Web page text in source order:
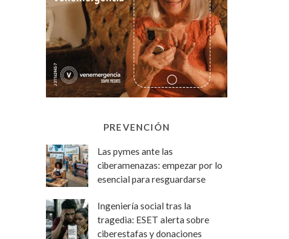
PREVENCIÓN
Las pymes ante las
ciberamenazas: empezar por lo
esencial para resguardarse
Ingeniería social tras la
tragedia: ESET alerta sobre
ciberestafas y donaciones